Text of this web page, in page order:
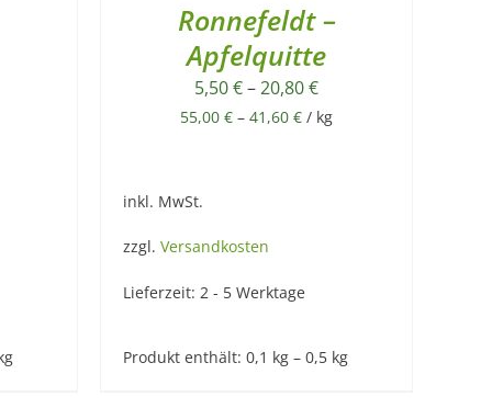
Ronnefeldt –
Apfelquitte
5,50€–20,80€
55,00 € – 41,60 € / kg
inkl. MwSt.
zzgl. Versandkosten
Lieferzeit: 2 - 5 Werktage
Produkt enthält: 0,1 kg – 0,5 kg